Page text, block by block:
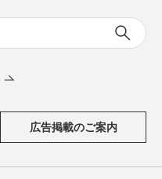
広告掲載のご案内